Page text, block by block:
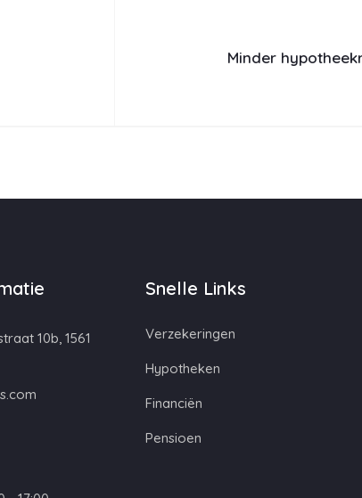
Minder
10b, 1561
Snelle Links
Verzekeringen
Hypotheken
Financiën
Pensioen